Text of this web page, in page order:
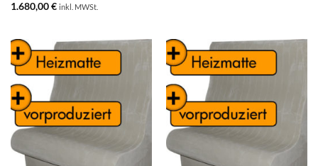
1.680,00€ inkl. MWSt.